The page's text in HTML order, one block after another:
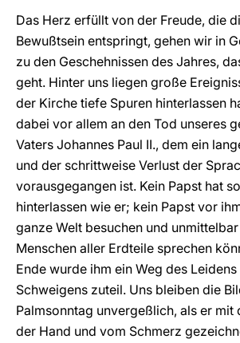
Das Herz erfüllt von der Freude, die
Bewußtsein entspringt, gehen wir in
zu den Geschehnissen des Jahres,
geht. Hinter uns liegen große
der Kirche tiefe Spuren hinterlassen
dabei vor allem an den Tod unseres
Vaters Johannes Paul II., dem ein
und der schrittweise Verlust der
vorausgegangen ist. Kein Papst hat
hinterlassen wie er; kein Papst vor
ganze Welt besuchen und
Menschen aller Erdteile sprechen
Ende wurde ihm ein Weg des
Schweigens zuteil. Uns bleiben die
Palmsonntag unvergeßlich, als er mit
der Hand und vom Schmerz